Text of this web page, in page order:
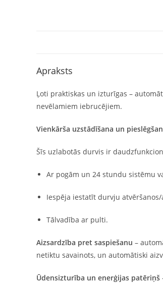
Apraksts
Ļoti praktiskas un izturīgas –
nevēlamiem iebrucējiem.
Vienkārša uzstādīšana un
Šīs uzlabotās durvis ir
Ar pogām un 24 stundu sistēmu
Iespēja iestatīt durvju
Tālvadība ar pulti.
Aizsardzība pret saspiešanu –
netiktu savainots, un automātiski
Ūdensizturība un enerģijas patēriņš